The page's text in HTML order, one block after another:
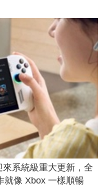
系統級重大更新，全
就像 Xbox 一樣順暢